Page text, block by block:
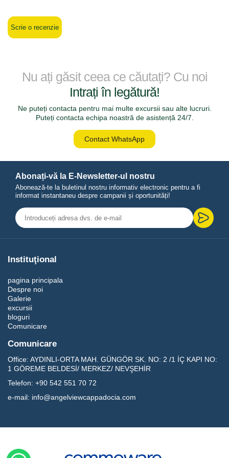
Scrie o recenzie
Nu ați găsit ceea ce căutați? Cu noi
Intrați în legătură!
Ne puteți contacta pentru mai multe excursii sau alte lucruri.
Puteți contacta echipa noastră de asistență 24/7.
Contact WhatsApp
Abonați-vă la E-Newsletter-ul nostru
Abonează-te la buletinul nostru informativ electronic pentru a fi
informat instantaneu despre campanii și oportunități!
Instituţional
pagina principala
Despre noi
Galerie
excursii
bloguri
Comunicare
Comunicare
Office: AYDINLI-ORTA MAH. GÜNGÖR SK. NO: 2 /1 İÇ KAPI NO:
1 GÖREME BELDESİ/ MERKEZ/ NEVŞEHİR
Telefon: +90 542 551 70 72
e-mail: info@angelviewcappadocia.com